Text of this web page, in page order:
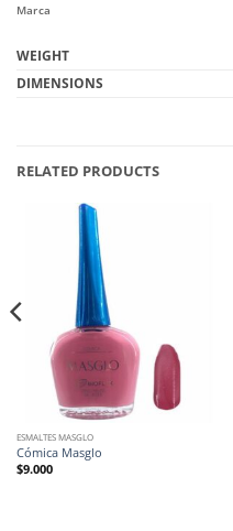
Marca
WEIGHT
DIMENSIONS
RELATED PRODUCTS
ESMALTES MASGLO
Cómica Masglo
$9.000